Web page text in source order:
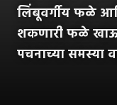
लिंबूवर्गीय फळे
शकणारी फळे
पचनाच्या समस्या